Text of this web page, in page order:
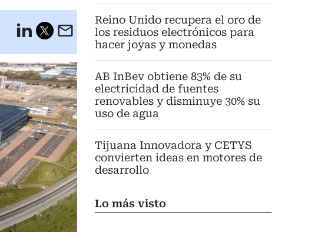
Reino Unido recupera el oro de
los residuos electrónicos para
hacer joyas y monedas
AB InBev obtiene 83% de su
electricidad de fuentes
renovables y disminuye 30% su
uso de agua
Tijuana Innovadora y CETYS
convierten ideas en motores de
desarrollo
Lo más visto
LinkedInEmail